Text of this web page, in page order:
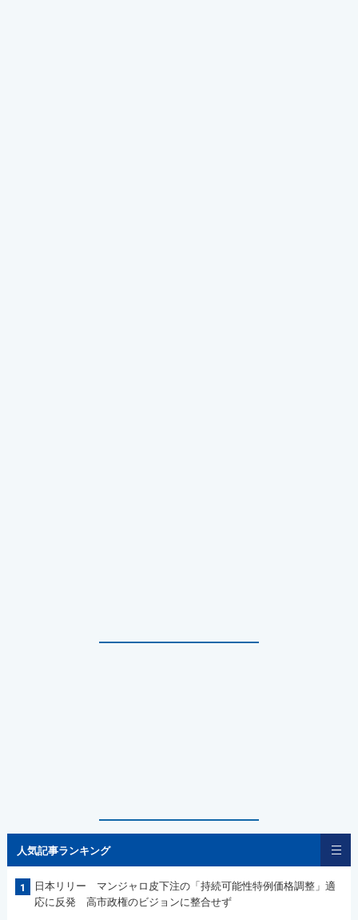
人気記事ランキング
1
日本リリー マンジャロ皮下注の「持続可能性特例価格調整」適
応に反発 高市政権のビジョンに整合せず